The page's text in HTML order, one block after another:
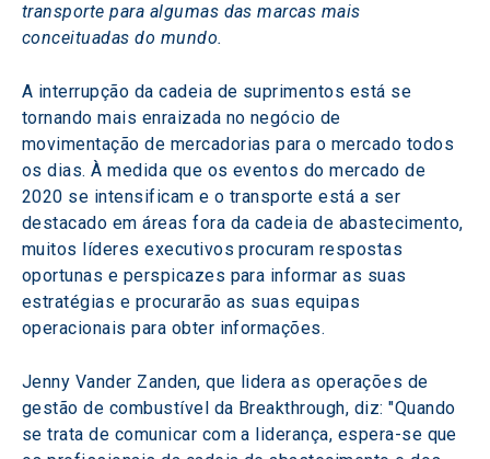
transporte para algumas das marcas mais
conceituadas do mundo.
A interrupção da cadeia de suprimentos está se
tornando mais enraizada no negócio de
movimentação de mercadorias para o mercado todos
os dias. À medida que os eventos do mercado de
2020 se intensificam e o transporte está a ser
destacado em áreas fora da cadeia de abastecimento,
muitos líderes executivos procuram respostas
oportunas e perspicazes para informar as suas
estratégias e procurarão as suas equipas
operacionais para obter informações.
Jenny Vander Zanden, que lidera as operações de
gestão de combustível da Breakthrough, diz: "Quando
se trata de comunicar com a liderança, espera-se que